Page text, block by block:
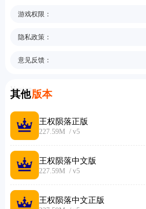
游戏权限：
隐私政策：
意见反馈：
其他版本
Version
王权陨落正版
227.59M v5
王权陨落中文版
227.59M v5
王权陨落中文正版